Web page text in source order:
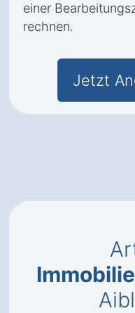
einer
rechnen.
Jetzt